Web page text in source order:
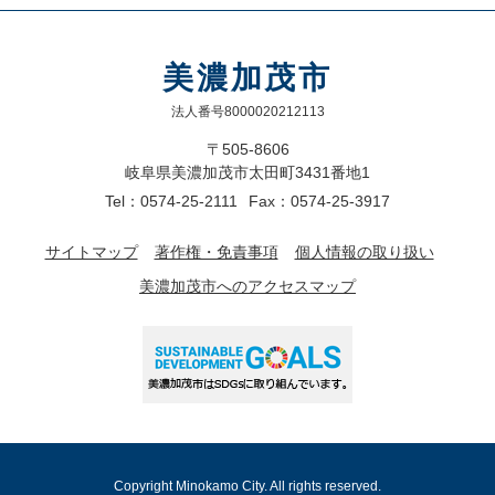
美濃加茂市
法人番号8000020212113
〒505-8606
岐阜県美濃加茂市太田町3431番地1
Tel：0574-25-2111
Fax：0574-25-3917
サイトマップ 著作権・免責事項
個人情報の取り扱い
美濃加茂市へのアクセスマップ
Copyright Minokamo City. All rights reserved.